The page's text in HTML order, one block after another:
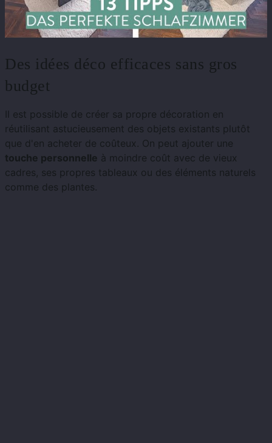
Des idées déco efficaces sans gros
budget
Il est possible de créer sa propre décoration en
réutilisant astucieusement des objets existants plutôt
que d'en acheter de coûteux. On peut ajouter une
touche personnelle à moindre coût avec de vieux
cadres, ses propres tableaux ou des éléments naturels
comme des plantes.